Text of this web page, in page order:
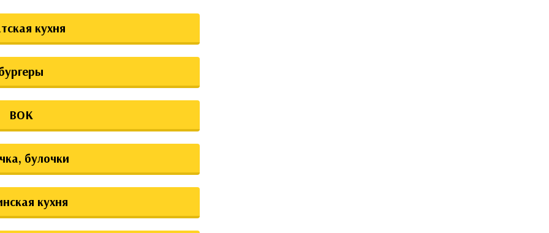
кухня
ВОК
булочки
кухня